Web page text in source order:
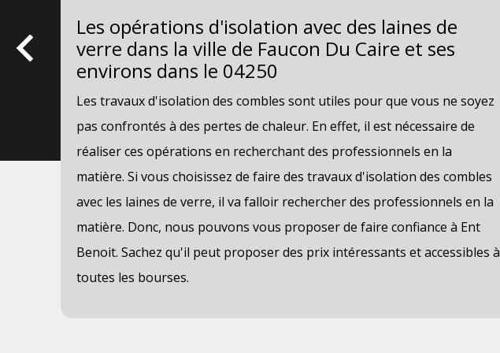
Les opérations d'isolation avec des laines de
verre dans la ville de Faucon Du Caire et ses
environs dans le 04250
Les travaux d'isolation des combles sont utiles pour que vous ne soyez
pas confrontés à des pertes de chaleur. En effet, il est nécessaire de
réaliser ces opérations en recherchant des professionnels en la
matière. Si vous choisissez de faire des travaux d'isolation des combles
avec les laines de verre, il va falloir rechercher des professionnels en la
matière. Donc, nous pouvons vous proposer de faire confiance à Ent
Benoit. Sachez qu'il peut proposer des prix intéressants et accessibles à
toutes les bourses.